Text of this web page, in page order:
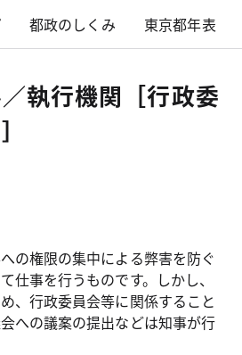
都政のしくみ 東京都年表
執行機関［行政委
の権限の集中による弊害を防ぐ
仕事を行うものです。しかし、
、行政委員会等に関係すること
への議案の提出などは知事が行